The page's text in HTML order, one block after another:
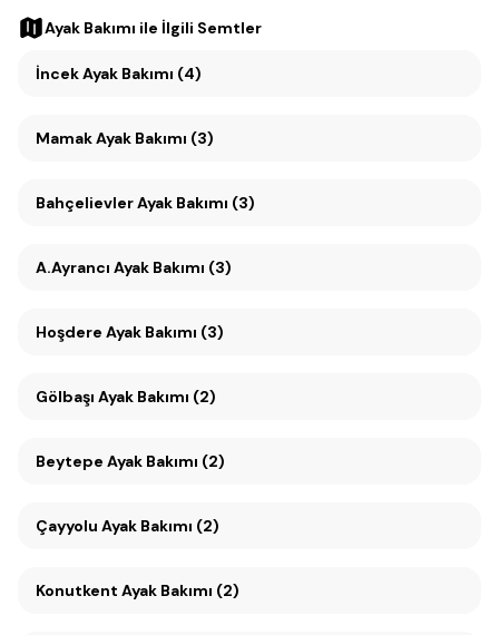
Ayak Bakımı ile İlgili Semtler
İncek Ayak Bakımı (4)
Mamak Ayak Bakımı (3)
Bahçelievler Ayak Bakımı (3)
A.Ayrancı Ayak Bakımı (3)
Hoşdere Ayak Bakımı (3)
Gölbaşı Ayak Bakımı (2)
Beytepe Ayak Bakımı (2)
Çayyolu Ayak Bakımı (2)
Konutkent Ayak Bakımı (2)